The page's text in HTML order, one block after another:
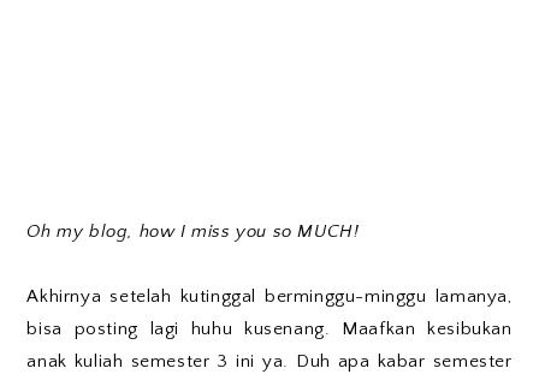
Oh my blog, how I miss you so MUCH!
Akhirnya setelah kutinggal berminggu-minggu lamanya,
bisa posting lagi huhu kusenang. Maafkan kesibukan
anak kuliah semester 3 ini ya. Duh apa kabar semester